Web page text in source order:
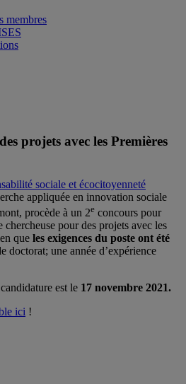
membres
projets avec les Premières
sociale et écocitoyenneté
appliquée en innovation sociale
procède à un 2e concours pour
pour des projets avec les
que les exigences du poste ont été
doctorat; une année d’expérience
est le 17 novembre 2021.
ici !